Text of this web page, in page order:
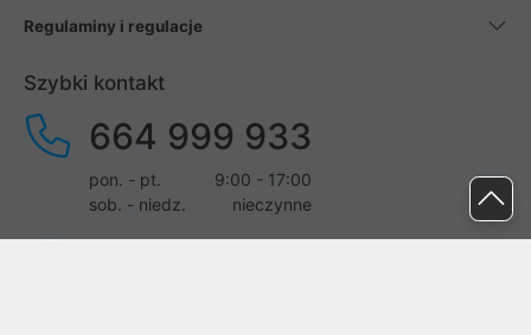
Regulaminy i regulacje
Szybki kontakt
664 999 933
pon. - pt.
9:00 - 17:00
sob. - niedz.
nieczynne